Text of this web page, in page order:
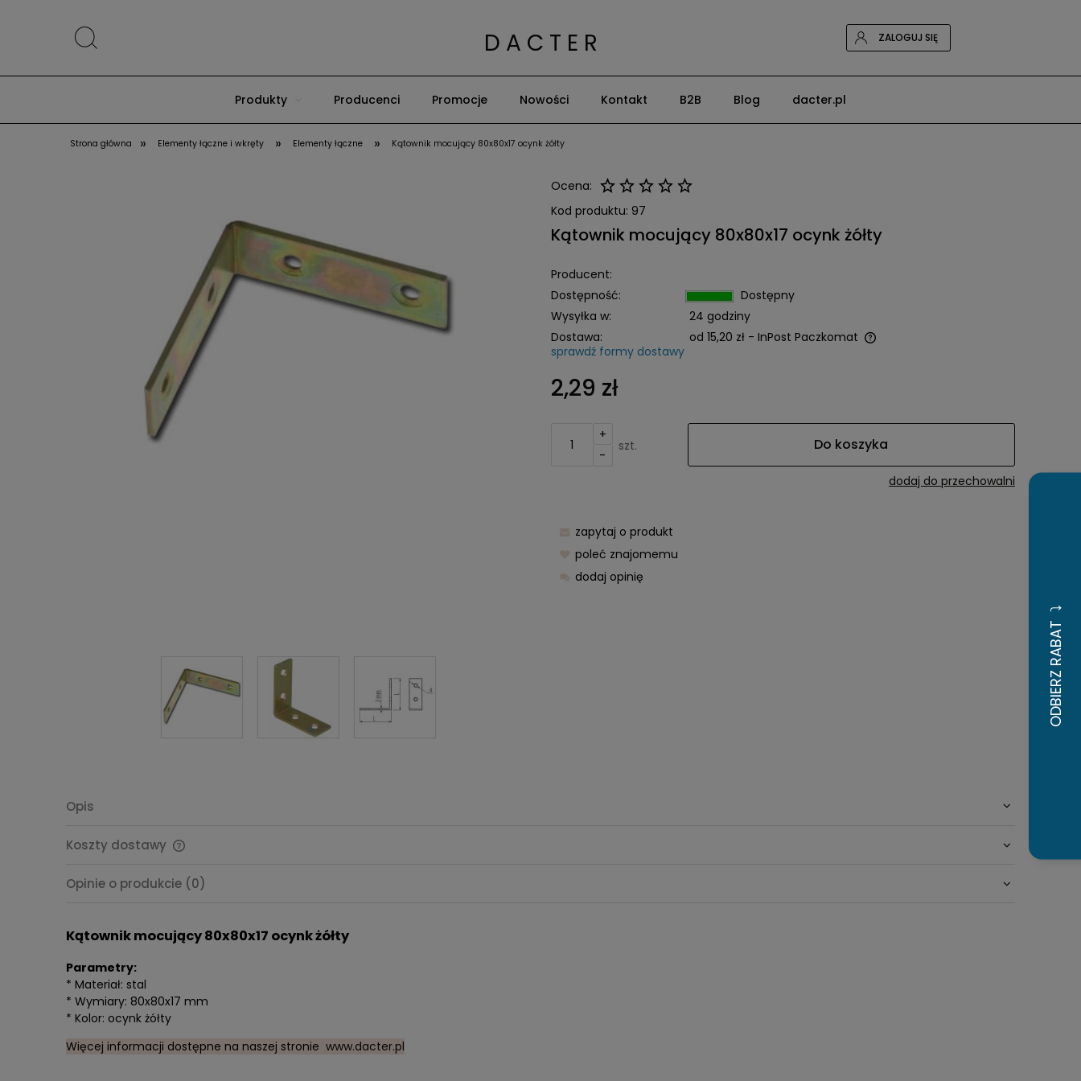
D A C T E R ZALOGUJ SIĘ
Produkty Producenci Promocje Nowości Kontakt B2B Blog dacter.pl
Strona główna » Elementy łączne i wkręty » Elementy łączne » Kątownik mocujący 80x80x17 ocynk żółty
Ocena:
Kod produktu: 97
Kątownik mocujący 80x80x17 ocynk żółty
Producent:
Dostępność:
Dostępny
Wysyłka w:
24 godziny
Dostawa:
od 15,20 zł - InPost Paczkomat
sprawdź formy dostawy
2,29 zł
+
-
szt. Do koszyka
dodaj do przechowalni
zapytaj o produkt
poleć znajomemu
dodaj opinię
Opis
Koszty dostawy
Cena nie zawiera ewentualnych
Opinie o produkcie (0)
Kątownik mocujący 80x80x17 ocynk żółty
Parametry:
* Materiał: stal
* Wymiary: 80x80x17 mm
* Kolor: ocynk żółty
Więcej informacji dostępne na naszej stronie www.dacter.pl